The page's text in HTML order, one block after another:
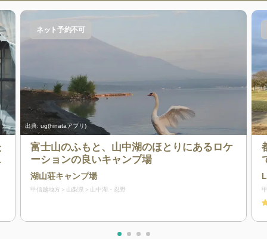
出典: ug(hinataアプリ)
ネット予約不可
富士山のふもと、山中湖のほとりにあるロケ
ーションの良いキャンプ場
湖山荘キャンプ場
甲信越地方 山梨県 山中湖・忍野